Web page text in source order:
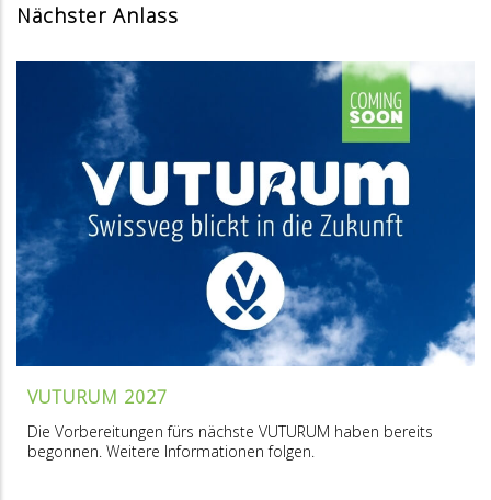
Nächster Anlass
VUTURUM 2027
Die Vorbereitungen fürs nächste VUTURUM haben bereits
begonnen. Weitere Informationen folgen.